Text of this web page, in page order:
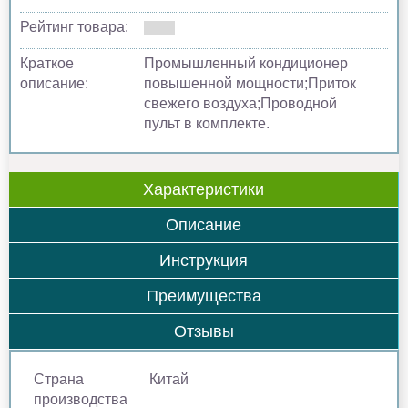
Рейтинг товара:
Краткое
описание:
Промышленный кондиционер
повышенной мощности;Приток
свежего воздуха;Проводной
пульт в комплекте.
Характеристики
Описание
Инструкция
Преимущества
Отзывы
Страна
производства
Китай